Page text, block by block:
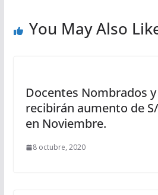
You May Also
Docentes Nombrados
recibirán aumento de
en Noviembre.
8 octubre, 2020